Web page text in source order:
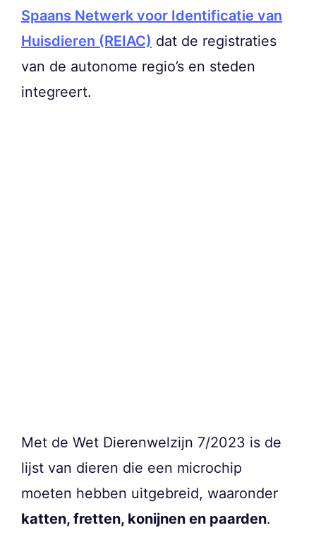
Spaans Netwerk voor Identificatie van
Huisdieren (REIAC) dat de registraties
van de autonome regio’s en steden
integreert.
Met de Wet Dierenwelzijn 7/2023 is de
lijst van dieren die een microchip
moeten hebben uitgebreid, waaronder
katten, fretten, konijnen en paarden.